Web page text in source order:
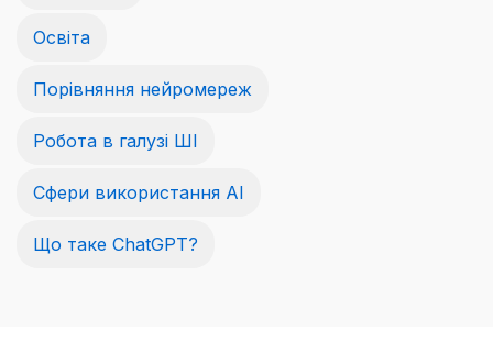
Освіта
Порівняння нейромереж
Робота в галузі ШІ
Сфери використання AI
Що таке ChatGPT?